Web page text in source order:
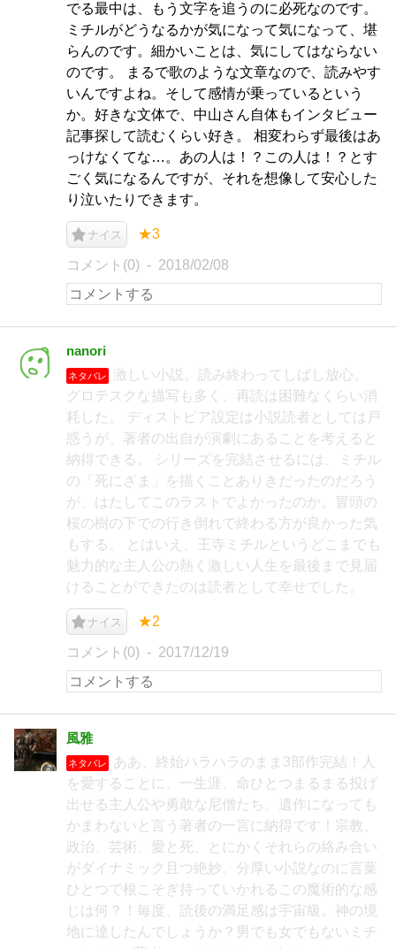
でる最中は、もう文字を追うのに必死なのです。
ミチルがどうなるかが気になって気になって、堪
らんのです。細かいことは、気にしてはならない
のです。 まるで歌のような文章なので、読みやす
いんですよね。そして感情が乗っているという
か。好きな文体で、中山さん自体もインタビュー
記事探して読むくらい好き。 相変わらず最後はあ
っけなくてな…。あの人は！？この人は！？とす
ごく気になるんですが、それを想像して安心した
り泣いたりできます。
ナイス ★3
コメント(0) 2018/02/08
nanori
ネタバレ
激しい小説。読み終わってしばし放心。
グロテスクな描写も多く、再読は困難なくらい消
耗した。 ディストピア設定は小説読者としては戸
惑うが、著者の出自が演劇にあることを考えると
納得できる。 シリーズを完結させるには、ミチル
の「死にざま」を描くことありきだったのだろう
が、はたしてこのラストでよかったのか。冒頭の
桜の樹の下での行き倒れで終わる方が良かった気
もする。 とはいえ、王寺ミチルというどこまでも
魅力的な主人公の熱く激しい人生を最後まで見届
けることができたのは読者として幸せでした。
ナイス ★2
コメント(0) 2017/12/19
風雅
ネタバレ
ああ、終始ハラハラのまま3部作完結！人
を愛することに、一生涯、命ひとつまるまる投げ
出せる主人公や勇敢な尼僧たち。遺作になっても
かまわないと言う著者の一言に納得です！宗教、
政治、芸術、愛と死、とにかくそれらの絡み合い
がダイナミック且つ絶妙。分厚い小説なのに言葉
ひとつで根こそぎ持っていかれるこの魔術的な感
じは何？！毎度、読後の満足感は宇宙級。神の境
地に達したんでしょうか？男でも女でもないミチ